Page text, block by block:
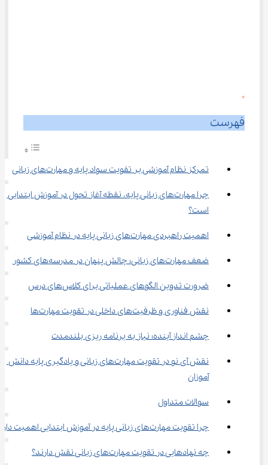
0
فهرست
تمرکز نظام آموزشی بر تقویت سواد پایه و مهارت‌های زبانی
چرا مهارت‌های زبانی پایه، نقطه آغاز تحول در آموزش ابتدایی
است؟
اهمیت راهبردی مهارت‌های زبانی پایه در نظام آموزشی
ضعف مهارت‌های زبانی؛ چالش پنهان در مدرسه‌های کشور
ضرورت تدوین الگوهای عملیاتی برای کلاس‌های درس
نقش فناوری و ظرفیت‌های داخلی در تقویت مهارت‌ها
چشم‌ انداز آینده؛ نیاز به برنامه‌ ریزی بلندمدت
نقش آی ‌نو در تقویت مهارت‌های زبانی و یادگیری پایه دانش
‌آموزان
سوالات متداول
چرا تقویت مهارت‌های زبانی پایه در آموزش ابتدایی اهمیت دارد؟
چه نهادهایی در تقویت مهارت‌های زبانی نقش دارند؟